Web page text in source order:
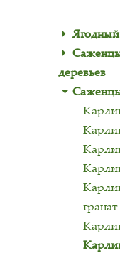
деревьев
гранат